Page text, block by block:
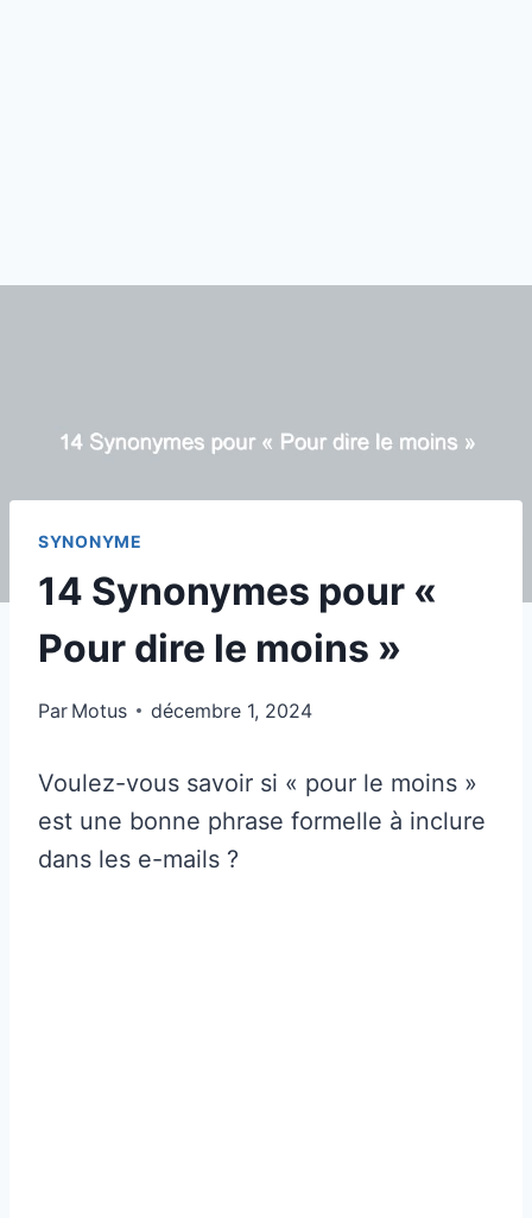
SYNONYME
14 Synonymes pour «
Pour dire le moins »
Par Motus décembre 1, 2024
Voulez-vous savoir si « pour le moins »
est une bonne phrase formelle à inclure
dans les e-mails ?